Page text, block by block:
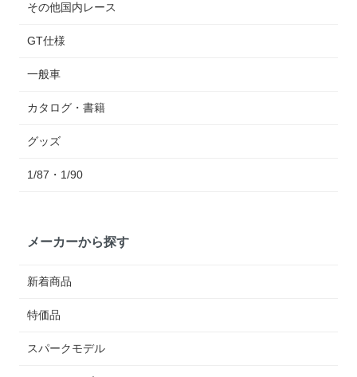
その他国内レース
GT仕様
一般車
カタログ・書籍
グッズ
1/87・1/90
メーカーから探す
新着商品
特価品
スパークモデル